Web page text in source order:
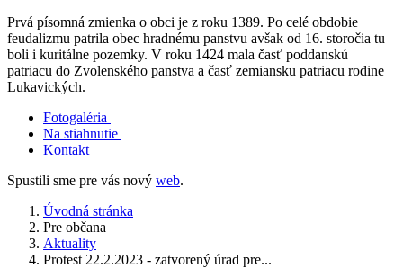
Prvá písomná zmienka o obci je z roku 1389. Po celé obdobie
feudalizmu patrila obec hradnému panstvu avšak od 16. storočia tu
boli i kuritálne pozemky. V roku 1424 mala časť poddanskú
patriacu do Zvolenského panstva a časť zemiansku patriacu rodine
Lukavických.
Fotogaléria
Na stiahnutie
Kontakt
Spustili sme pre vás nový web.
Úvodná stránka
Pre občana
Aktuality
Protest 22.2.2023 - zatvorený úrad pre...